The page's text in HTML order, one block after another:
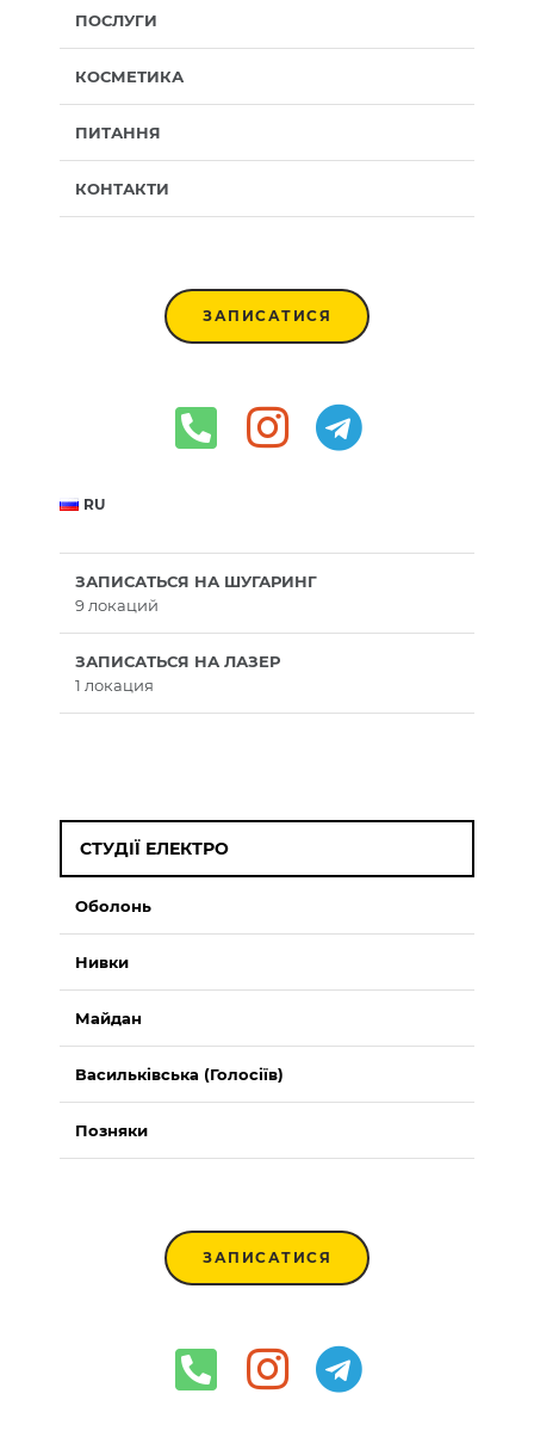
ПОСЛУГИ
КОСМЕТИКА
ПИТАННЯ
КОНТАКТИ
ЗАПИСАТИСЯ
RU
ЗАПИСАТЬСЯ НА ШУГАРИНГ
9 локаций
ЗАПИСАТЬСЯ НА ЛАЗЕР
1 локация
СТУДІЇ ЕЛЕКТРО
Оболонь
Нивки
Майдан
Васильківська (Голосіїв)
Позняки
ЗАПИСАТИСЯ